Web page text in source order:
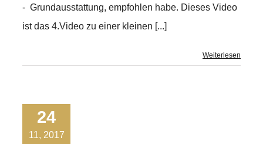
- Grundausstattung, empfohlen habe. Dieses Video
ist das 4.Video zu einer kleinen [...]
Weiterlesen
24
11, 2017